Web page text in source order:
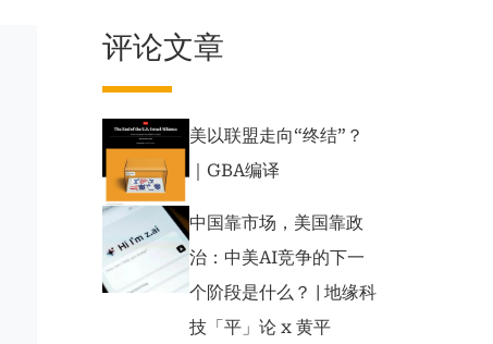
评论文章
美以联盟走向“终结”？
｜GBA编译
中国靠市场，美国靠政
治：中美AI竞争的下一
个阶段是什么？ | 地缘科
技「平」论 x 黄平